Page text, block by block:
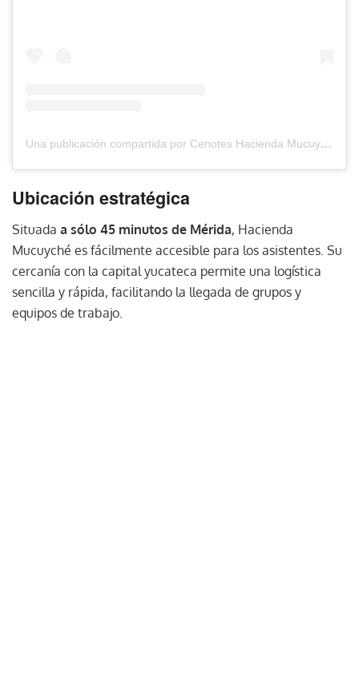
Una publicación compartida por Cenotes Hacienda Mucuyche (@cenoteshaciendamucuyche)
Ubicación estratégica
Situada a sólo 45 minutos de Mérida, Hacienda
Mucuyché es fácilmente accesible para los asistentes. Su
cercanía con la capital yucateca permite una logística
sencilla y rápida, facilitando la llegada de grupos y
equipos de trabajo.